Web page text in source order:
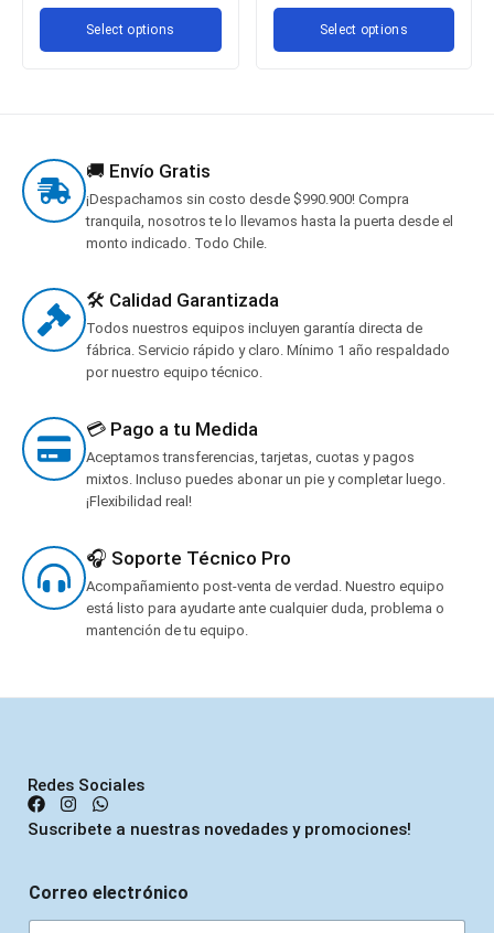
Select options Select options
🚚 Envío Gratis
¡Despachamos sin costo desde $990.900! Compra
tranquila, nosotros te lo llevamos hasta la puerta desde el
monto indicado. Todo Chile.
🛠️ Calidad Garantizada
Todos nuestros equipos incluyen garantía directa de
fábrica. Servicio rápido y claro. Mínimo 1 año respaldado
por nuestro equipo técnico.
💳 Pago a tu Medida
Aceptamos transferencias, tarjetas, cuotas y pagos
mixtos. Incluso puedes abonar un pie y completar luego.
¡Flexibilidad real!
🎧 Soporte Técnico Pro
Acompañamiento post-venta de verdad. Nuestro equipo
está listo para ayudarte ante cualquier duda, problema o
mantención de tu equipo.
Redes Sociales
Suscribete a nuestras novedades y promociones!
Correo electrónico